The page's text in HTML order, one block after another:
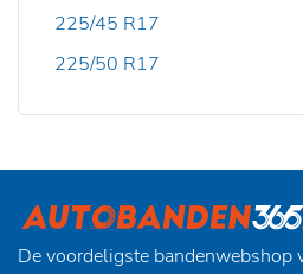
225/45 R17
225/50 R17
De voordeligste bandenwebshop